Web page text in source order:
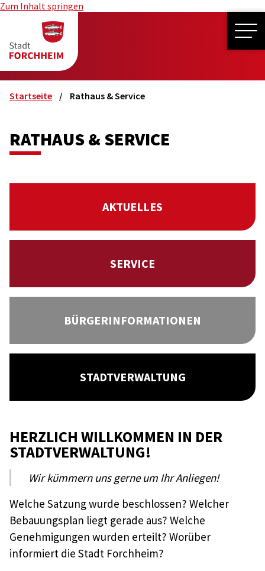
Zum Inhalt springen
Startseite Rathaus & Service
RATHAUS & SERVICE
AKTUELLES
SERVICE
BÜRGERINFORMATIONEN
STADTVERWALTUNG
HERZLICH WILLKOMMEN IN DER
STADTVERWALTUNG!
Wir kümmern uns gerne um Ihr Anliegen!
Welche Satzung wurde beschlossen? Welcher
Bebauungsplan liegt gerade aus? Welche
Genehmigungen wurden erteilt? Worüber
informiert die Stadt Forchheim?